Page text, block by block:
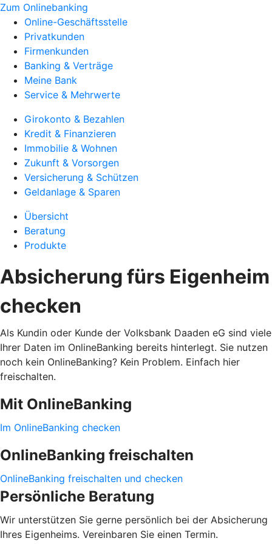
Zum Onlinebanking
Online-Geschäftsstelle
Privatkunden
Firmenkunden
Banking & Verträge
Meine Bank
Service & Mehrwerte
Girokonto & Bezahlen
Kredit & Finanzieren
Immobilie & Wohnen
Zukunft & Vorsorgen
Versicherung & Schützen
Geldanlage & Sparen
Übersicht
Beratung
Produkte
Absicherung fürs Eigenheim
checken
Als Kundin oder Kunde der Volksbank Daaden eG sind viele
Ihrer Daten im OnlineBanking bereits hinterlegt. Sie nutzen
noch kein OnlineBanking? Kein Problem. Einfach hier
freischalten.
Mit OnlineBanking
Im OnlineBanking checken
OnlineBanking freischalten
OnlineBanking freischalten und checken
Persönliche Beratung
Wir unterstützen Sie gerne persönlich bei der Absicherung
Ihres Eigenheims. Vereinbaren Sie einen Termin.